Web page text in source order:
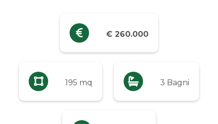
€ 260.000
195 mq 3 Bagni
Fino a € 5.000